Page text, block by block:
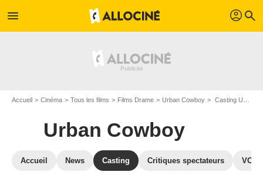
menu profil search
Accueil Cinéma Tous les films Films Drame Urban Cowboy Casting Urban Cowboy
Urban Cowboy
Accueil News Casting Critiques spectateurs VOD